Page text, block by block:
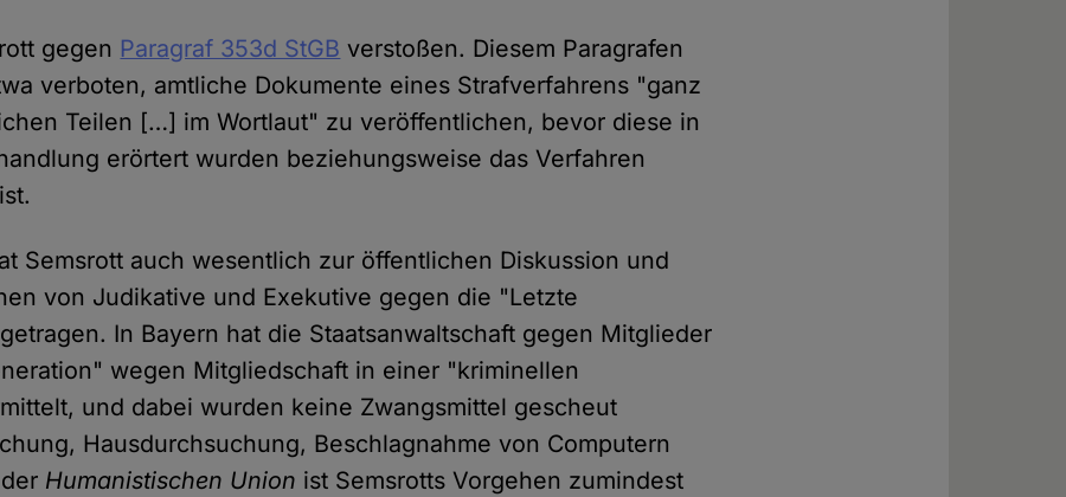
gegen Paragraf 353d StGB verstoßen. Diesem Paragrafen
verboten, amtliche Dokumente eines Strafverfahrens "ganz
Teilen […] im Wortlaut" zu veröffentlichen, bevor diese in
erörtert wurden beziehungsweise das Verfahren
Semsrott auch wesentlich zur öffentlichen Diskussion und
von Judikative und Exekutive gegen die "Letzte
In Bayern hat die Staatsanwaltschaft gegen Mitglieder
wegen Mitgliedschaft in einer "kriminellen
und dabei wurden keine Zwangsmittel gescheut
Hausdurchsuchung, Beschlagnahme von Computern
Humanistischen Union ist Semsrotts Vorgehen zumindest